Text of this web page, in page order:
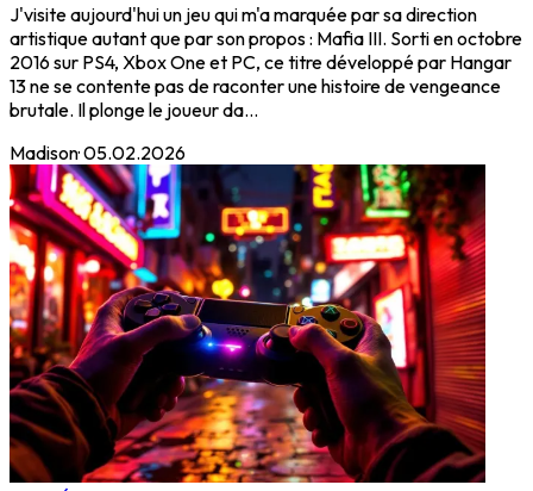
J'visite aujourd'hui un jeu qui m'a marquée par sa direction
artistique autant que par son propos : Mafia III. Sorti en octobre
2016 sur PS4, Xbox One et PC, ce titre développé par Hangar
13 ne se contente pas de raconter une histoire de vengeance
brutale. Il plonge le joueur da...
Madison·05.02.2026